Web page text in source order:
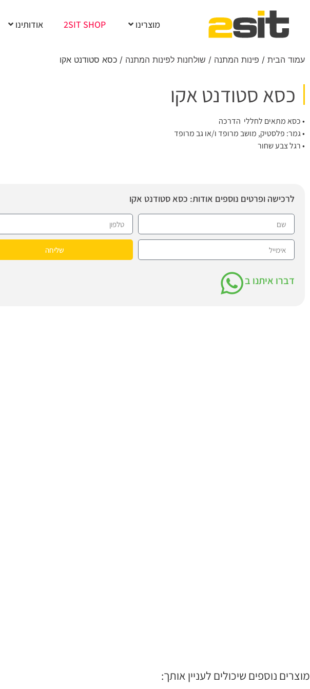
מוצרינו 2SIT SHOP אודותינו
עמוד הבית / פינות המתנה / שולחנות לפינות המתנה / כסא סטודנט אקו
כסא סטודנט אקו
• כסא מתאים לחללי הדרכה
• גמר: פלסטיק, מושב מרופד ו/או גב מרופד
• רגל צבע שחור
לרכישה ופרטים נוספים אודות: כסא סטודנט אקו
שליחה
דברו איתנו ב
מוצרים נוספים שיכולים לעניין אותך: